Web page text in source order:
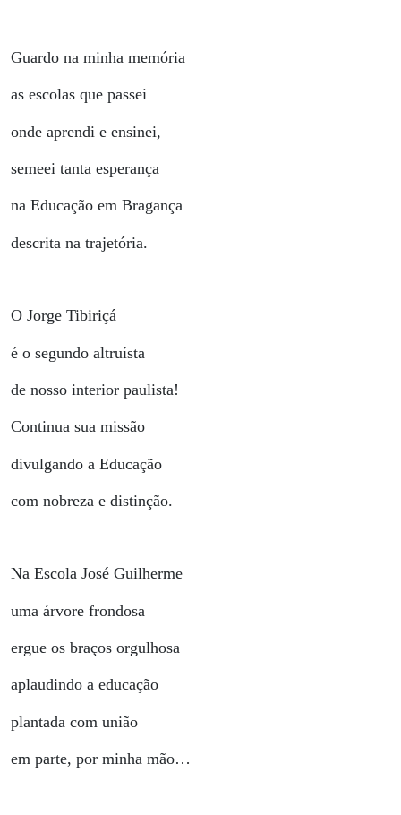
Guardo na minha memória
as escolas que passei
onde aprendi e ensinei,
semeei tanta esperança
na Educação em Bragança
descrita na trajetória.
O Jorge Tibiriçá
é o segundo altruísta
de nosso interior paulista!
Continua sua missão
divulgando a Educação
com nobreza e distinção.
Na Escola José Guilherme
uma árvore frondosa
ergue os braços orgulhosa
aplaudindo a educação
plantada com união
em parte, por minha mão…